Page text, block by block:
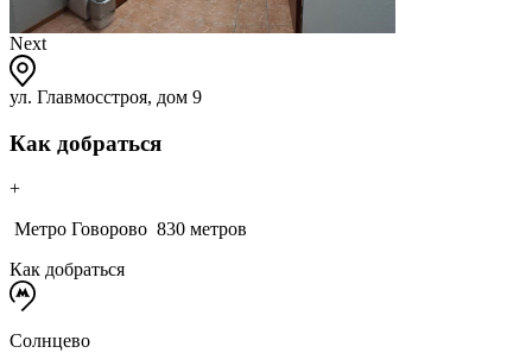
Next
ул. Главмосстроя, дом 9
Как добраться
+
Метро Говорово 830 метров
Как добраться
Солнцево